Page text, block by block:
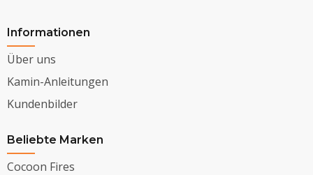
Informationen
Über uns
Kamin-Anleitungen
Kundenbilder
Beliebte Marken
Cocoon Fires